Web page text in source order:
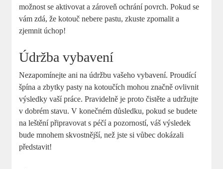
možnost se aktivovat a zároveň ochrání povrch. Pokud se
vám zdá, že kotouč nebere pastu, zkuste zpomalit a
zjemnit úchop!
Údržba vybavení
Nezapomínejte ani na údržbu vašeho vybavení. Proudící
špína a zbytky pasty na kotoučích mohou značně ovlivnit
výsledky vaší práce. Pravidelně je proto čistěte a udržujte
v dobrém stavu. V konečném důsledku, pokud se budete
na leštění připravovat s péčí a pozorností, váš výsledek
bude mnohem skvostnější, než jste si vůbec dokázali
představit!